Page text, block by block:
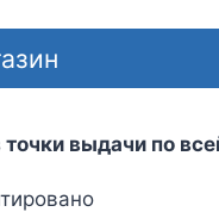
выдачи по